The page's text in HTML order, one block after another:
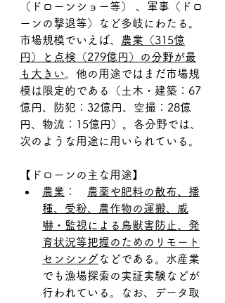
（ドローンショー等） 、軍事（ドロ
ーンの撃退等）など多岐にわたる。
市場規模でいえば、
農業（315億
円）と点検（279億円）の分野が最
も大きい。他の用途ではまだ市場規
模は限定的である（土木・建築：67
億円、防犯：32億円、空撮：28億
円、物流：15億円）。各分野では、
次のような用途に用いられている。
【ドローンの主な用途】
農業 ：
農薬や肥料の散布、播
種、受粉、農作物の運搬、威
嚇・監視による鳥獣害防止、発
育状況等把握のためのリモート
センシングなどである。水産業
でも漁場探索の実証実験などが
行われている。なお、データ取